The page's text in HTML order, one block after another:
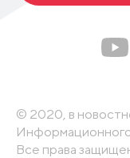
© 2020, в
Все права